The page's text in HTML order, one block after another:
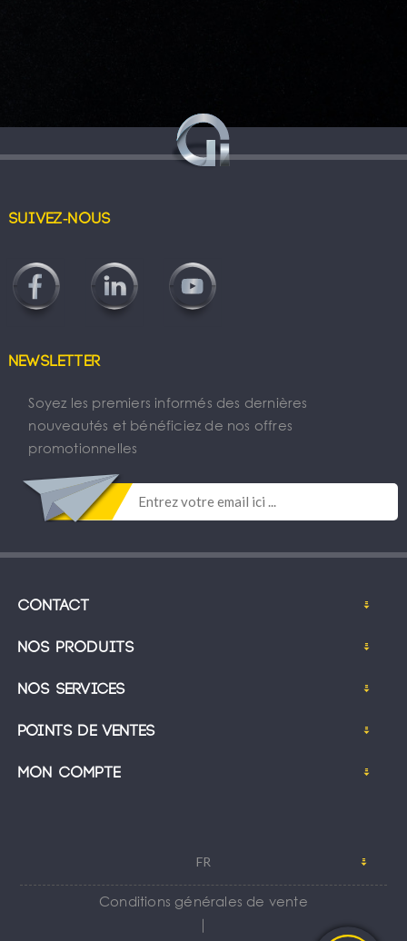
Suivez-nous
Newsletter
Soyez les premiers informés des dernières
nouveautés et bénéficiez de nos offres
promotionnelles
Contact
Nos produits
Nos services
Points de ventes
Mon compte
FR
Conditions générales de vente
｜